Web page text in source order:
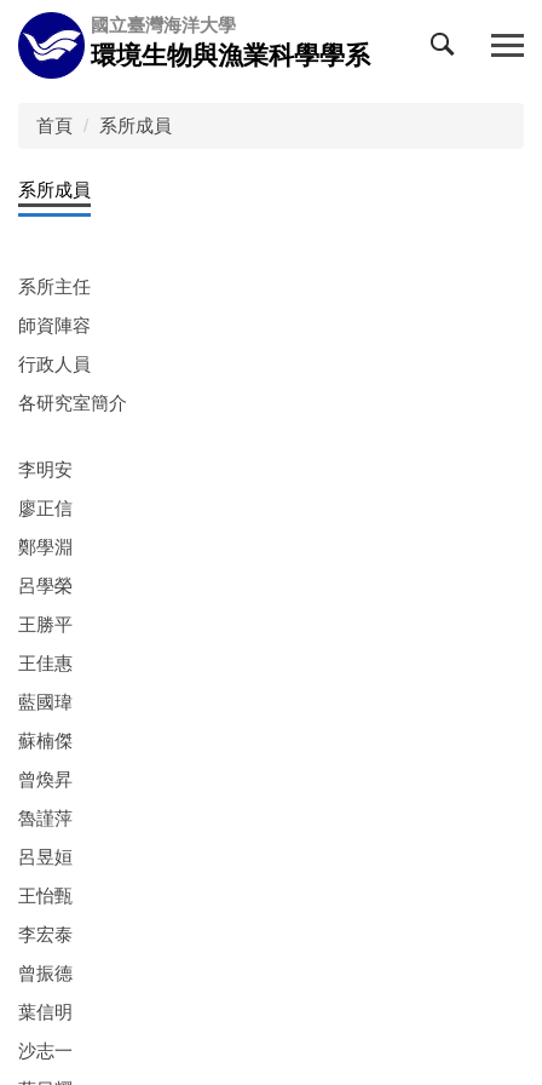
跳
到
主
區
國立臺灣海洋大學
環境生物與漁業科學學系
首頁 系所成員
系所成員
系所主任
師資陣容
行政人員
各研究室簡介
李明安
廖正信
鄭學淵
呂學榮
王勝平
王佳惠
藍國瑋
蘇楠傑
曾煥昇
魯謹萍
呂昱姮
王怡甄
李宏泰
曾振德
葉信明
沙志一